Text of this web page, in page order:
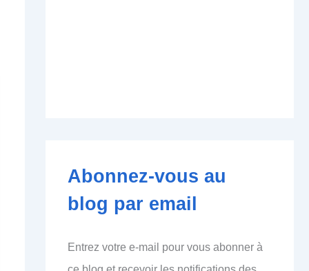
Abonnez-vous au
blog par email
Entrez votre e-mail pour vous abonner à